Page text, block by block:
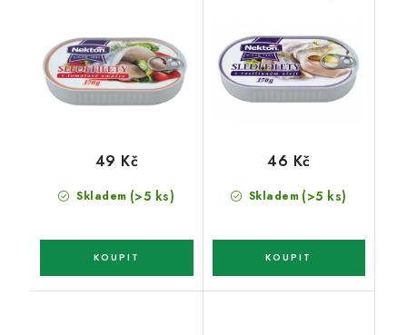
Skladem (>5 ks)
49 Kč
Skladem (>5 ks)
46 Kč